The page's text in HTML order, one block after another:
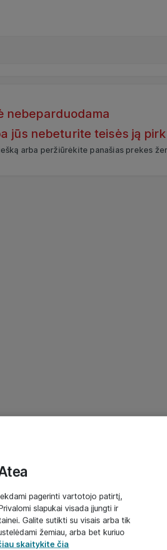
nebeparduodama
jūs nebeturite teisės ją
arba peržiūrėkite panašias prekes
pagerinti vartotojo patirtį,
slapukai visada įjungti ir
Galite sutikti su visais arba tik
žemiau, arba bet kuriuo
skaitykite čia